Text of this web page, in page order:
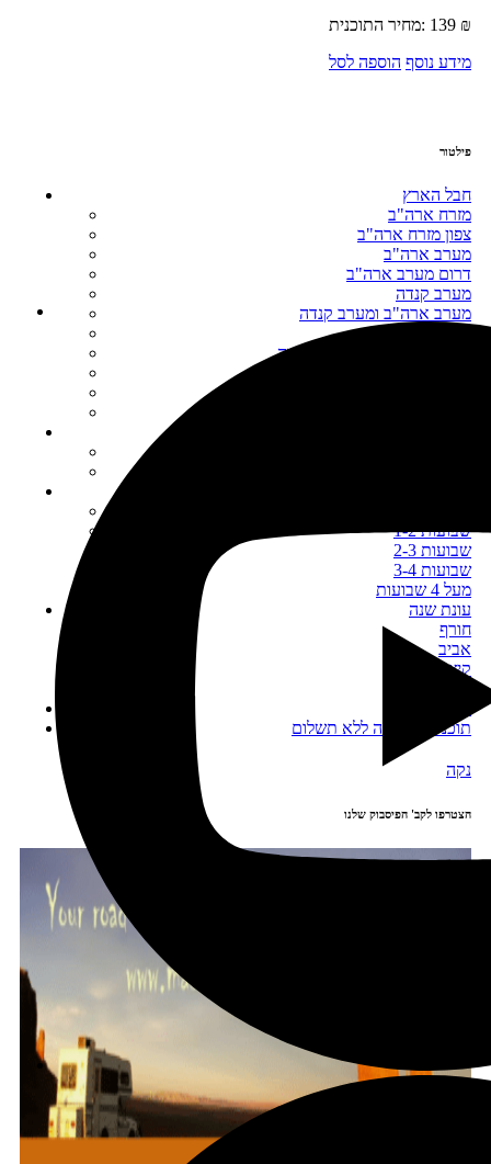
מחיר התוכנית: 139 ₪
מידע נוסף הוספה לסל
פילטור
חבל הארץ
מזרח ארה"ב
צפון מזרח ארה"ב
מערב ארה"ב
דרום מערב ארה"ב
מערב קנדה
מערב ארה"ב ומערב קנדה
צפון מזרח ארה"ב ומזרח קנדה
1-2 שבועות
2-3 שבועות
3-4 שבועות
מעל 4 שבועות
עונת שנה
חורף
אביב
קיץ
תוכנית להורדה ללא תשלום
נקה
הצטרפו לקב' הפיסבוק שלנו